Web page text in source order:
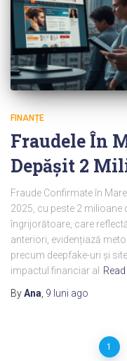
FINANȚE
Fraudele În
Depășit 2
Fraude Confirmate în
2025, cu peste 2
îngrijorătoare, care
anteriori, evidențiază
precum deepfake-uri și
impactul financiar al Read
ByAna 9 luni ago
1